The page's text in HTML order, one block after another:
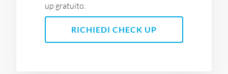
up gratuito.
RICHIEDI CHECK UP